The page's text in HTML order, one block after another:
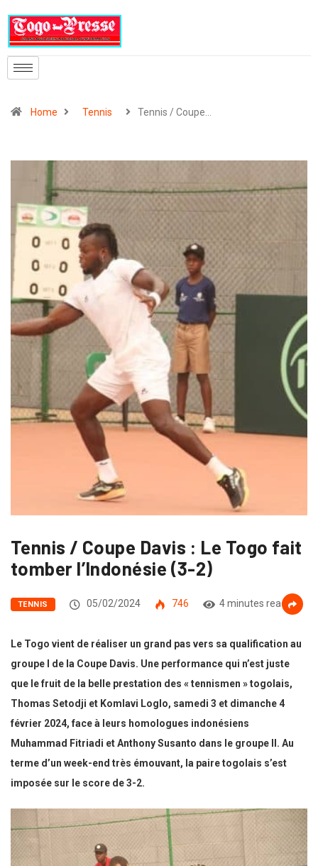
Home Tennis Tennis / Coupe…
Tennis / Coupe Davis : Le Togo fait
tomber l’Indonésie (3-2)
TENNIS 05/02/2024 746 4 minutes read
Le Togo vient de réaliser un grand pas vers sa qualification au
groupe I de la Coupe Davis. Une performance qui n’est juste
que le fruit de la belle prestation des « tennismen » togolais,
Thomas Setodji et Komlavi Loglo, samedi 3 et dimanche 4
février 2024, face à leurs homologues indonésiens
Muhammad Fitriadi et Anthony Susanto dans le groupe II. Au
terme d’un week-end très émouvant, la paire togolais s’est
imposée sur le score de 3-2.